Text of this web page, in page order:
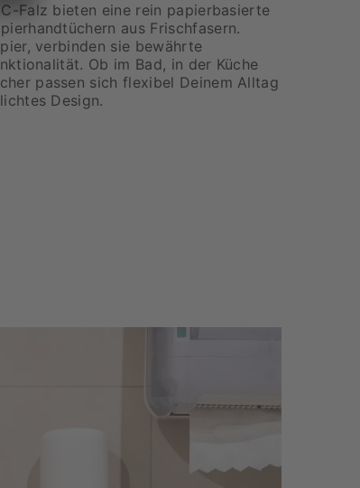
Falz bieten eine rein papierbasierte
aus Frischfasern.
verbinden sie bewährte
Ob im Bad, in der Küche
passen sich flexibel Deinem Alltag
Design.